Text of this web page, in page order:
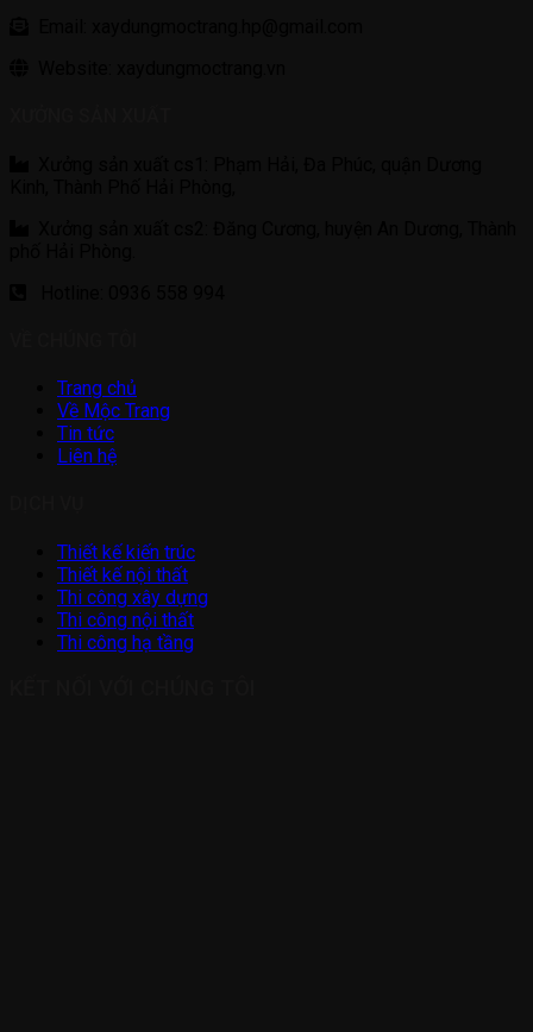
Trang chủ
Về Mộc Trang
Tin tức
Liên hệ
Thiết kế kiến trúc
Thiết kế nội thất
Thi công xây dựng
Thi công nội thất
Thi công hạ tầng